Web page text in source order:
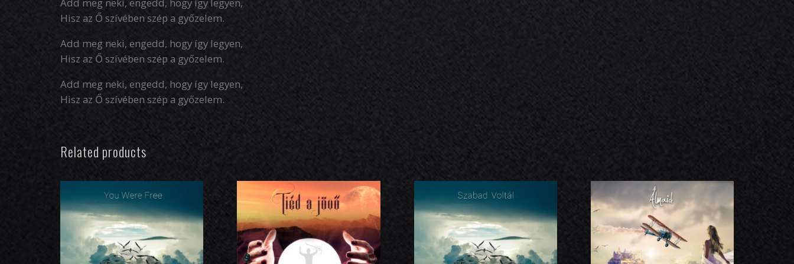
Hisz az Ő szívében szép a győzelem.
Add meg neki, engedd, hogy így legyen,
Hisz az Ő szívében szép a győzelem.
Add meg neki, engedd, hogy így legyen,
Hisz az Ő szívében szép a győzelem.
Related products